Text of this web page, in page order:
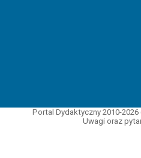
Portal Dydaktyczny 2010-
Uwagi oraz